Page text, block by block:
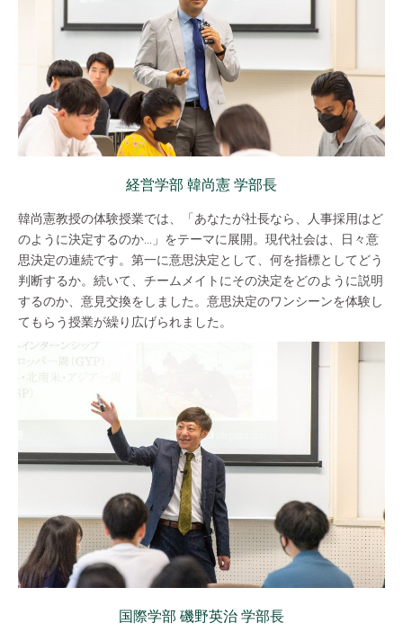
経営学部 韓尚憲 学部長
韓尚憲教授の体験授業では、「あなたが社長なら、人事採用はど
のように決定するのか...」をテーマに展開。現代社会は、日々意
思決定の連続です。第一に意思決定として、何を指標としてどう
判断するか。続いて、チームメイトにその決定をどのように説明
するのか、意見交換をしました。意思決定のワンシーンを体験し
てもらう授業が繰り広げられました。
国際学部 磯野英治 学部長